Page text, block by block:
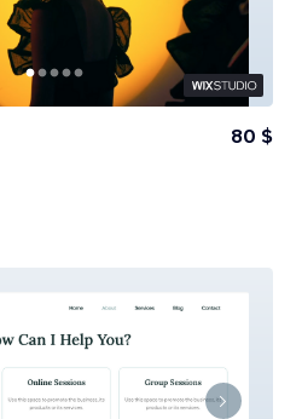
80 $